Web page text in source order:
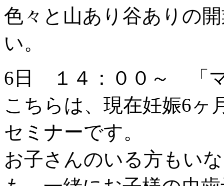
色々と山あり谷ありの
い。
6日 １４：００～ 「
こちらは、現在妊娠6ヶ
セミナーです。
お子さんのいる方もい